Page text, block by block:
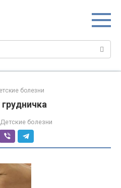
болезни
Детские болезни